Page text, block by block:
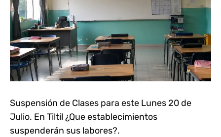
Suspensión de Clases para este Lunes 20 de
Julio. En Tiltil ¿Que establecimientos
suspenderán sus labores?.